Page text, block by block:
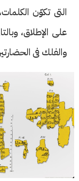
التى تكوّن
على الإطلاق،
والفلك فى